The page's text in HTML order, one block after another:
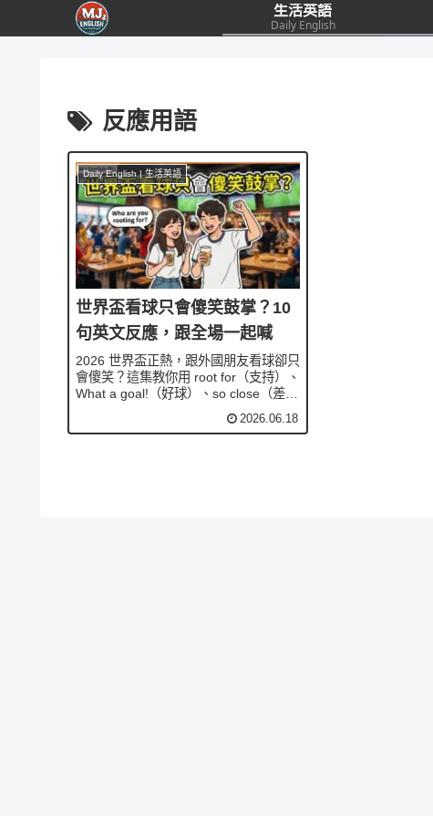
生活英語
Daily English
反應用語
Daily English | 生活英語
世界盃看球只會傻笑鼓掌？10
句英文反應，跟全場一起喊
2026 世界盃正熱，跟外國朋友看球卻只
會傻笑？這集教你用 root for（支持）、
What a goal!（好球）、so close（差一
way!（不會吧）這組道地反應與加油用
2026.06.18